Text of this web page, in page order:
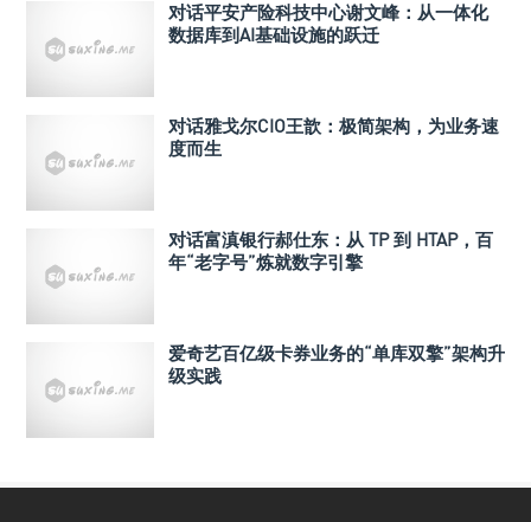
对话平安产险科技中心谢文峰：从一体化
数据库到AI基础设施的跃迁
对话雅戈尔CIO王歆：极简架构，为业务速
度而生
对话富滇银行郝仕东：从 TP 到 HTAP，百
年“老字号”炼就数字引擎
爱奇艺百亿级卡券业务的“单库双擎”架构升
级实践